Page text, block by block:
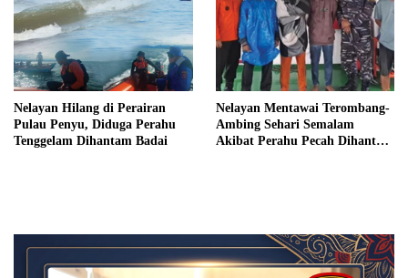
Nelayan Hilang di Perairan
Pulau Penyu, Diduga Perahu
Tenggelam Dihantam Badai
Nelayan Mentawai Terombang-
Ambing Sehari Semalam
Akibat Perahu Pecah Dihantam